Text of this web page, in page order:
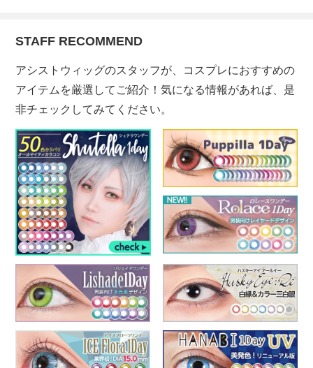
STAFF RECOMMEND
アシストウィッグのスタッフが、コスプレにおすすめの
アイテムを厳選してご紹介！気になる情報があれば、是
非チェックしてみてください。